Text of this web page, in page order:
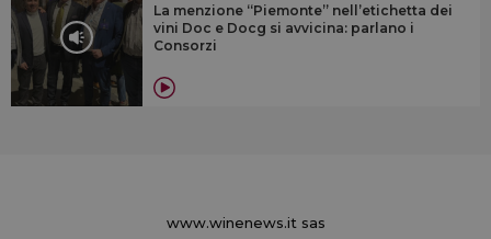
La menzione “Piemonte” nell’etichetta dei
vini Doc e Docg si avvicina: parlano i
Consorzi
www.winenews.it sas